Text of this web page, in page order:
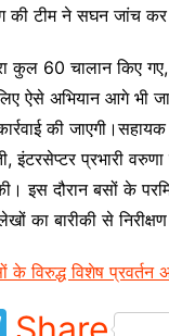
की टीम ने सघन जांच
कुल 60 चालान किए
ऐसे अभियान आगे भी
की जाएगी।सहायक
इंटरसेप्टर प्रभारी
इस दौरान बसों के
बारीकी से निरीक्षण
के विरुद्ध विशेष प्रवर्तन
T